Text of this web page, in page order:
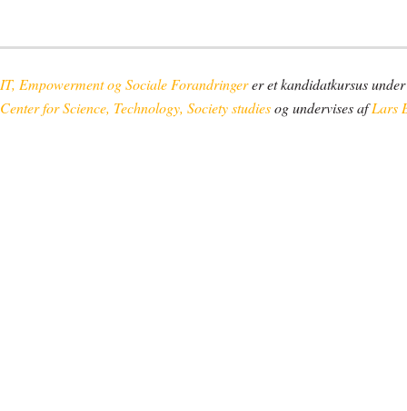
IT, Empowerment og Sociale Forandringerer et kandidatkursus
Center for Science, Technology, Society studiesog undervises afLars